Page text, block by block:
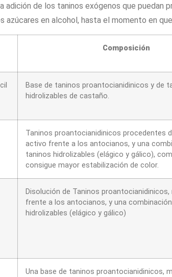
de los taninos exógenos que
en alcohol, hasta el momento en
Composición
Base de taninos proantocianidinicos y de
hidrolizables de castaño.
Taninos proantocianidinicos procedentes
activo frente a los antocianos, y una
taninos hidrolizables (elágico y gálico),
consigue mayor estabilización de color.
Disolución de Taninos
frente a los antocianos, y una
hidrolizables (elágico y gálico)
Una base de taninos proantocianidinicos,